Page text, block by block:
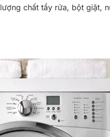
chất tẩy rửa, bột giặt,